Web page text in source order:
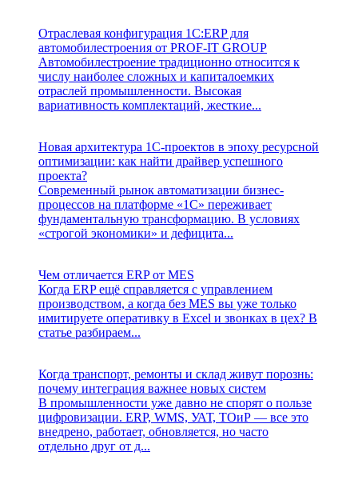
Отраслевая конфигурация 1С:ERP для
автомобилестроения от PROF-IT GROUP
Автомобилестроение традиционно относится к
числу наиболее сложных и капиталоемких
отраслей промышленности. Высокая
вариативность комплектаций, жесткие...
Новая архитектура 1С-проектов в эпоху ресурсной
оптимизации: как найти драйвер успешного
проекта?
Современный рынок автоматизации бизнес-
процессов на платформе «1С» переживает
фундаментальную трансформацию. В условиях
«строгой экономики» и дефицита...
Чем отличается ERP от MES
Когда ERP ещё справляется с управлением
производством, а когда без MES вы уже только
имитируете оперативку в Excel и звонках в цех? В
статье разбираем...
Когда транспорт, ремонты и склад живут порознь:
почему интеграция важнее новых систем
В промышленности уже давно не спорят о пользе
цифровизации. ERP, WMS, УАТ, ТОиР — все это
внедрено, работает, обновляется, но часто
отдельно друг от д...